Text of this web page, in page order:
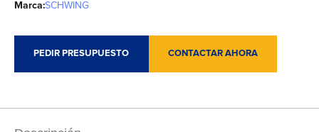
Marca:SCHWING
PEDIR PRESUPUESTO CONTACTAR AHORA